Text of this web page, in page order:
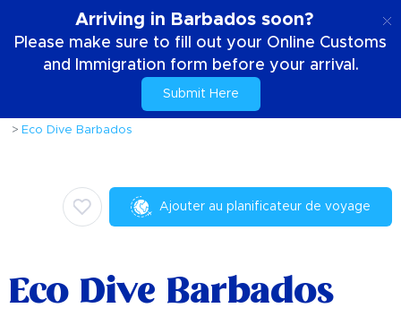
Arriving in Barbados soon?
Please make sure to fill out your Online Customs
and Immigration form before your arrival.
Submit Here
Choses à faire
Activités et attractions
Eco Dive Barbados
Ajouter au planificateur de voyage
Eco Dive Barbados